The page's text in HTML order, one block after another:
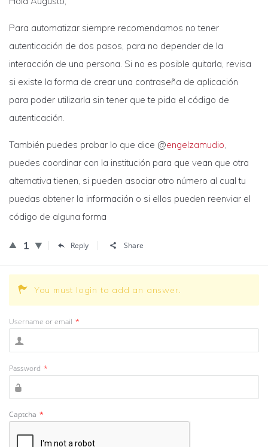
Para automatizar siempre recomendamos no tener
autenticación de dos pasos, para no depender de la
interacción de una persona. Si no es posible quitarla, revisa
si existe la forma de crear una contraseña de aplicación
para poder utilizarla sin tener que te pida el código de
autenticación.
También puedes probar lo que dice @engelzamudio,
puedes coordinar con la institución para que vean que otra
alternativa tienen, si pueden asociar otro número al cual tu
puedas obtener la información o si ellos pueden reenviar el
código de alguna forma
1 Reply Share
You must login to add an answer.
Username or email *
Password *
Captcha *